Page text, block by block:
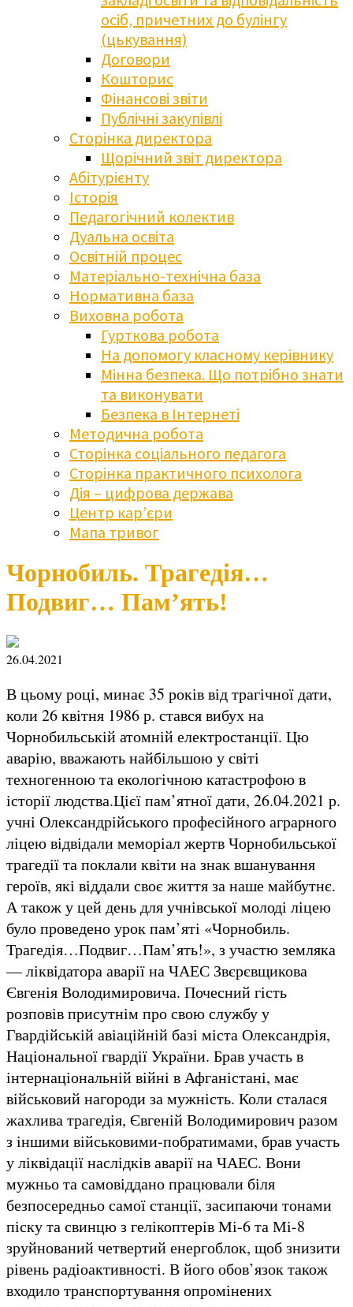
осіб, причетних до булінгу
(цькування)
Договори
Кошторис
Фінансові звіти
Публічні закупівлі
Сторінка директора
Щорічний звіт директора
Абітурієнту
Історія
Педагогічний колектив
Дуальна освіта
Освітній процес
Матеріально-технічна база
Нормативна база
Виховна робота
Гурткова робота
На допомогу класному керівнику
Мінна безпека. Що потрібно знати
та виконувати
Безпека в Інтернеті
Методична робота
Сторінка соціального педагога
Сторінка практичного психолога
Дія – цифрова держава
Центр кар’єри
Мапа тривог
Чорнобиль. Трагедія…
Подвиг… Пам’ять!
26.04.2021
В цьому році, минає 35 років від трагічної дати,
коли 26 квітня 1986 р. стався вибух на
Чорнобильській атомній електростанції. Цю
аварію, вважають найбільшою у світі
техногенною та екологічною катастрофою в
історії людства.Цієї пам’ятної дати, 26.04.2021 р.
учні Олександрійського професійного аграрного
ліцею відвідали меморіал жертв Чорнобильської
трагедії та поклали квіти на знак вшанування
героїв, які віддали своє життя за наше майбутнє.
А також у цей день для учнівської молоді ліцею
було проведено урок пам’яті «Чорнобиль.
Трагедія…Подвиг…Пам’ять!», з участю земляка
— ліквідатора аварії на ЧАЕС Звєрєвщикова
Євгенія Володимировича. Почесний гість
розповів присутнім про свою службу у
Гвардійській авіаційній базі міста Олександрія,
Національної гвардії України. Брав участь в
інтернаціональній війні в Афганістані, має
військовий нагороди за мужність. Коли сталася
жахлива трагедія, Євгеній Володимирович разом
з іншими військовими-побратимами, брав участь
у ліквідації наслідків аварії на ЧАЕС. Вони
мужньо та самовіддано працювали біля
безпосередньо самої станції, засипаючи тонами
піску та свинцю з гелікоптерів Мі-6 та Мі-8
зруйнований четвертий енергоблок, щоб знизити
рівень радіоактивності. В його обов’язок також
входило транспортування опромінених